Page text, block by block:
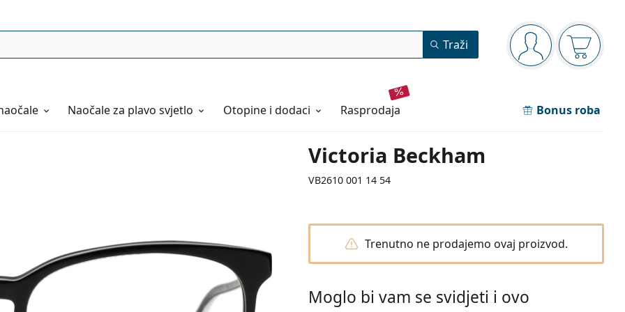
Navigacijska ploča
ste prijavljeni
Traži
Naočaleza plavo svjetlo Otopine i dodaci rasprodaja Bonus roba
Victoria Beckham
VB2610 001 14 54
Trenutno ne prodajemo ovaj proizvod.
Moglo bi vam se svidjeti i ovo